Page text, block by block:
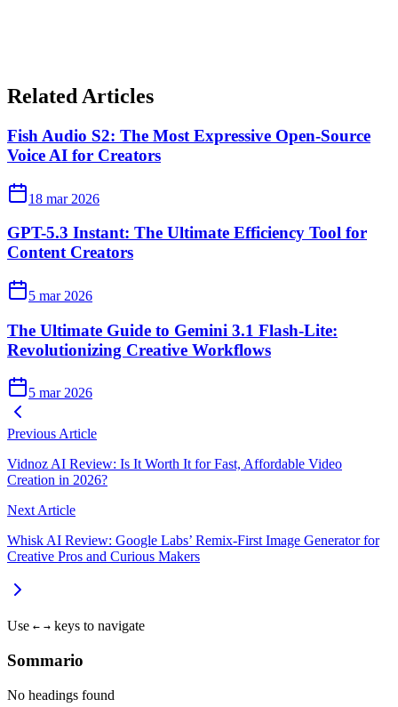
Related Articles
Fish Audio S2: The Most Expressive Open-Source
Voice AI for Creators
18 mar 2026
GPT-5.3 Instant: The Ultimate Efficiency Tool for
Content Creators
5 mar 2026
The Ultimate Guide to Gemini 3.1 Flash-Lite:
Revolutionizing Creative Workflows
5 mar 2026
Previous Article
Vidnoz AI Review: Is It Worth It for Fast, Affordable Video
Creation in 2026?
Next Article
Whisk AI Review: Google Labs’ Remix-First Image Generator for
Creative Pros and Curious Makers
Use ← → keys to navigate
Sommario
No headings found